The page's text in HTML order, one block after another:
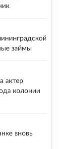
займы
актер
колонии
вновь